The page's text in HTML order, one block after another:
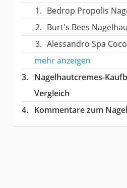
Bedrop Propolis
Burt's Bees
Alessandro Spa
mehr anzeigen
Nagelhautcremes-
Vergleich
Kommentare zum